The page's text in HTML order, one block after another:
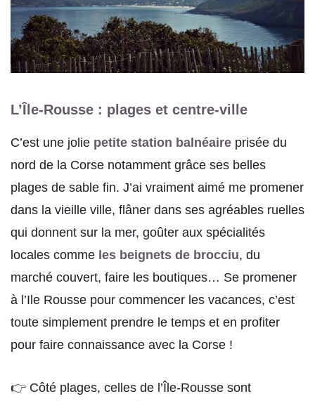
L’Île-Rousse : plages et centre-ville
C’est une jolie petite station balnéaire prisée du
nord de la Corse notamment grâce ses belles
plages de sable fin. J’ai vraiment aimé me promener
dans la vieille ville, flâner dans ses agréables ruelles
qui donnent sur la mer, goûter aux spécialités
locales comme les beignets de brocciu, du
marché couvert, faire les boutiques… Se promener
à l’Ile Rousse pour commencer les vacances, c’est
toute simplement prendre le temps et en profiter
pour faire connaissance avec la Corse !
👉 Côté plages, celles de l’Île-Rousse sont